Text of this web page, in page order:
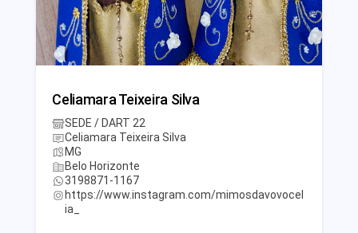
Celiamara Teixeira Silva
SEDE / DART 22
Celiamara Teixeira Silva
MG
Belo Horizonte
3198871-1167
https://www.instagram.com/mimosdavovocel
ia_